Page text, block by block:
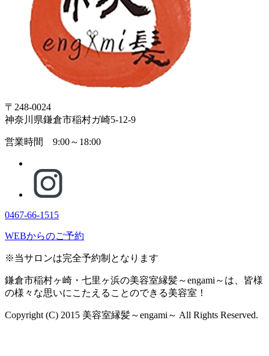
〒248-0024
神奈川県鎌倉市稲村ガ崎5-12-9
営業時間 9:00～18:00
0467-66-1515
WEBからのご予約
※当サロンは完全予約制となります
鎌倉市稲村ヶ崎・七里ヶ浜の美容室縁髪～engami～は、皆様
の様々な思いにこたえることのできる美容室！
Copyright (C) 2015 美容室縁髪～engami～ All Rights Reserved.